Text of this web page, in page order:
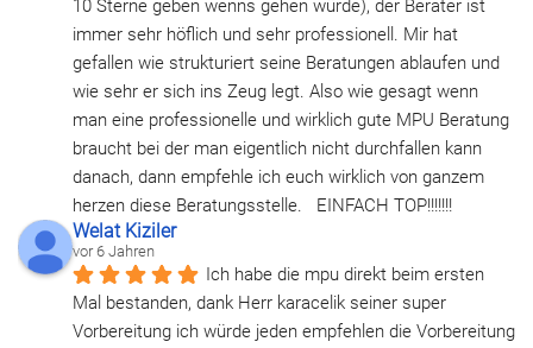
10 Sterne geben wenns gehen würde), der Berater ist
immer sehr höflich und sehr professionell. Mir hat
gefallen wie strukturiert seine Beratungen ablaufen und
wie sehr er sich ins Zeug legt. Also wie gesagt wenn
man eine professionelle und wirklich gute MPU Beratung
braucht bei der man eigentlich nicht durchfallen kann
danach, dann empfehle ich euch wirklich von ganzem
herzen diese Beratungsstelle.   EINFACH TOP!!!!!!!
Welat Kiziler
vor 6 Jahren
Ich habe die mpu direkt beim ersten
Mal bestanden, dank Herr karacelik seiner super
Vorbereitung ich würde jeden empfehlen die Vorbereitung